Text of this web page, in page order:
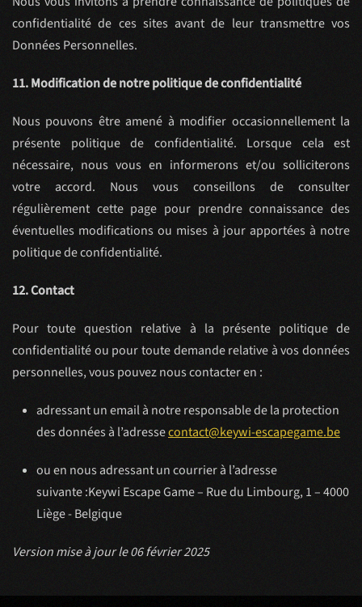
confidentialité de ces sites avant de leur transmettre vos
Données Personnelles.
11. Modification de notre politique de confidentialité
Nous pouvons être amené à modifier occasionnellement la
présente politique de confidentialité. Lorsque cela est
nécessaire, nous vous en informerons et/ou solliciterons
votre accord. Nous vous conseillons de consulter
régulièrement cette page pour prendre connaissance des
éventuelles modifications ou mises à jour apportées à notre
politique de confidentialité.
12. Contact
Pour toute question relative à la présente politique de
confidentialité ou pour toute demande relative à vos données
personnelles, vous pouvez nous contacter en :
adressant un email à notre responsable de la protection
des données à l’adressecontact@keywi-escapegame.be
ou en nous adressant un courrier à l’adresse
suivante :Keywi Escape Game – Rue du Limbourg, 1 – 4000
Liège - Belgique
Version mise à jour le 06 février 2025